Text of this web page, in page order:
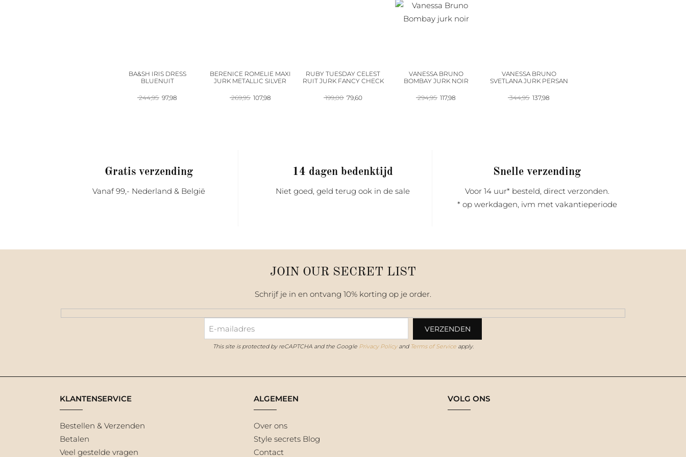
BA&SH IRIS DRESS
BLUENUIT
244,95 Oorspronkelijke
prijs
97,98
BERENICE ROMELIE MAXI
JURK METALLIC SILVER
269,95 Oorspronkelijke
prijs
107,98Huidige
RUBY TUESDAY CELEST
RUIT JURK FANCY CHECK
199,00 Oorspronkelijke
prijs
79,60Huidige
VANESSA BRUNO
BOMBAY JURK NOIR
294,95 Oorspronkelijke
prijs
117,98
VANESSA BRUNO
SVETLANA JURK PERSAN
344,95 Oorspronkelijke
prijs
137,98
Gratis verzending
Vanaf 99,- Nederland & België
14 dagen bedenktijd
Niet goed, geld terug ook in de sale
Snelle verzending
Voor 14 uur* besteld, direct verzonden.
* op werkdagen, ivm met vakantieperiode
JOIN OUR SECRET LIST
Schrijf je in en ontvang 10% korting op je order.
This site is protected by reCAPTCHA and the Google Privacy Policyand Terms of Serviceapply.
KLANTENSERVICE
Bestellen & Verzenden
Betalen
Veel gestelde vragen
ALGEMEEN
Over ons
Style secrets Blog
Contact
VOLG ONS